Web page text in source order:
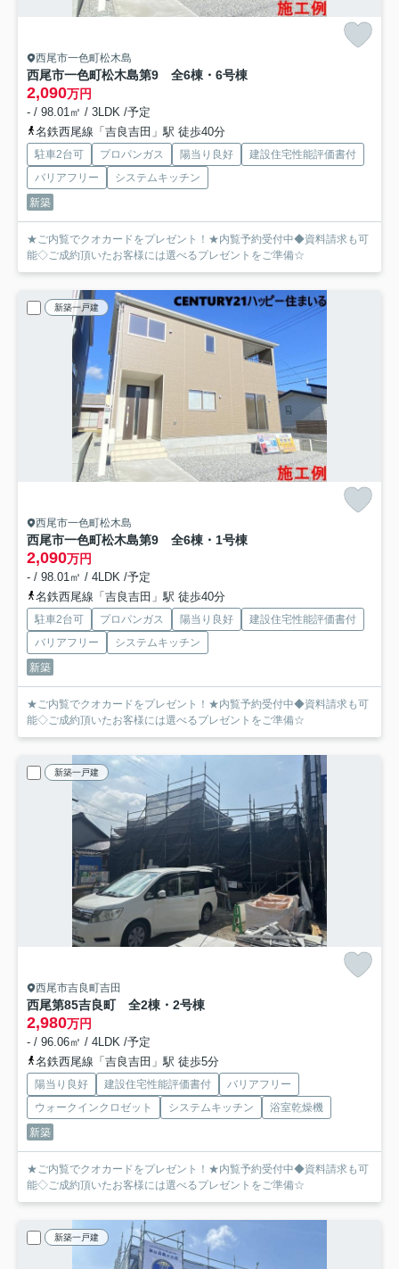
西尾市一色町松木島
西尾市一色町松木島第9 全6棟・6号棟
2,090万円
- / 98.01㎡ / 3LDK /予定
名鉄西尾線「吉良吉田」駅 徒歩40分
駐車2台可 プロパンガス 陽当り良好
建設住宅性能評価書付
バリアフリー
システムキッチン
新築
★ご内覧でクオカードをプレゼント！★内覧予約受付中◆資料請求も可
能◇ご成約頂いたお客様には選べるプレゼントをご準備☆
新築一戸建
西尾市一色町松木島
西尾市一色町松木島第9 全6棟・1号棟
2,090万円
- / 98.01㎡ / 4LDK /予定
名鉄西尾線「吉良吉田」駅 徒歩40分
駐車2台可 プロパンガス 陽当り良好
建設住宅性能評価書付
バリアフリー
システムキッチン
新築
★ご内覧でクオカードをプレゼント！★内覧予約受付中◆資料請求も可
能◇ご成約頂いたお客様には選べるプレゼントをご準備☆
新築一戸建
西尾市吉良町吉田
西尾第85吉良町 全2棟・2号棟
2,980万円
- / 96.06㎡ / 4LDK /予定
名鉄西尾線「吉良吉田」駅 徒歩5分
陽当り良好 建設住宅性能評価書付
バリアフリー
ウォークインクロゼット
システムキッチン
浴室乾燥機
新築
★ご内覧でクオカードをプレゼント！★内覧予約受付中◆資料請求も可
能◇ご成約頂いたお客様には選べるプレゼントをご準備☆
新築一戸建